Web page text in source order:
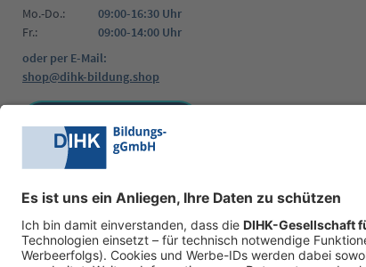
Mo.-Do.:
09:00-16:30 Uhr
Fr.:
09:00-14:00 Uhr
oder per E-Mail:
shop@dihk-bildung.shop